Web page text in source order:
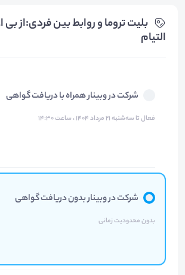
بلیت‌ تروما و روابط بین فردی:از بی
التیام
شرکت در وبینار همراه با دریافت گواهی
فعال تا سه‌شنبه ۲۱ مرداد ۱۴۰۴ ، ساعت ۱۴:۳۰
شرکت در وبینار بدون دریافت گواهی
بدون محدودیت زمانی